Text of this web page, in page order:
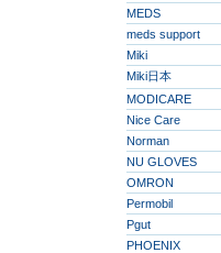
MEDS
meds support
Miki
Miki日本
MODICARE
Nice Care
Norman
NU GLOVES
OMRON
Permobil
Pgut
PHOENIX